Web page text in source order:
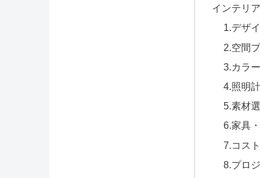
インテリ
1.デザ
2.空間
3.カラ
4.照明
5.素材
6.家具
7.コス
8.プロ